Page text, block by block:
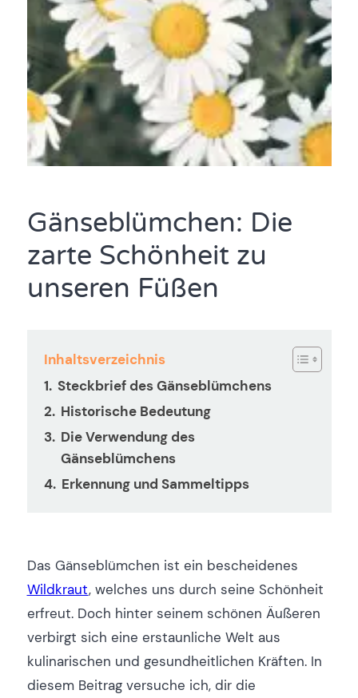
Gänseblümchen: Die
zarte Schönheit zu
unseren Füßen
Inhaltsverzeichnis
Steckbrief des Gänseblümchens
Historische Bedeutung
Die Verwendung des
Gänseblümchens
Erkennung und Sammeltipps
Das Gänseblümchen ist ein bescheidenes
Wildkraut, welches uns durch seine Schönheit
erfreut. Doch hinter seinem schönen Äußeren
verbirgt sich eine erstaunliche Welt aus
kulinarischen und gesundheitlichen Kräften. In
diesem Beitrag versuche ich, dir die